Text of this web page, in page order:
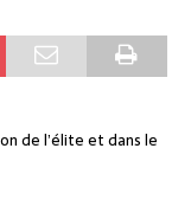
de l’élite et dans le